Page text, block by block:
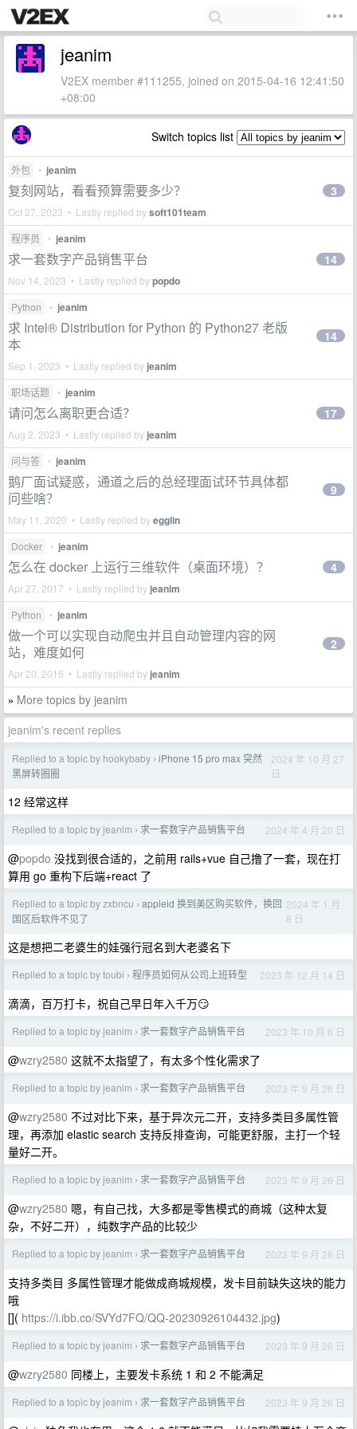
jeanim
V2EX member #111255, joined on 2015-04-16 12:41:50
+08:00
Switch topics list
外包 • jeanim
复刻网站，看看预算需要多少？
Oct 27, 2023 • Lastly replied bysoft101team
3
程序员 • jeanim
求一套数字产品销售平台
Nov 14, 2023 • Lastly replied bypopdo
14
Python • jeanim
求 Intel® Distribution for Python 的 Python27 老版
本
Sep 1, 2023 • Lastly replied by jeanim
14
职场话题 • jeanim
请问怎么离职更合适？
Aug 2, 2023 • Lastly replied by jeanim
17
问与答 • jeanim
鹅厂面试疑惑，通道之后的总经理面试环节具体都
问些啥？
May 11, 2020 • Lastly replied byegglin
9
Docker • jeanim
怎么在 docker 上运行三维软件（桌面环境）？
Apr 27, 2017 • Lastly replied by jeanim
4
Python • jeanim
做一个可以实现自动爬虫并且自动管理内容的网
站，难度如何
Apr 20, 2015 • Lastly replied by jeanim
2
» More topics by jeanim
jeanim's recent replies
Replied to a topic by hookybaby › iPhone 15 pro max 突然
黑屏转圈圈
2024 年 10 月 27
日
12 经常这样
Replied to a topic by jeanim › 求一套数字产品销售平台 2024 年 4 月 20 日
@popdo 没找到很合适的，之前用 rails+vue 自己撸了一套，现在打
算用 go 重构下后端+react 了
Replied to a topic by zxbncu › appleid 换到美区购买软件，换回
国区后软件不见了
2024 年 1 月
8 日
这是想把二老婆生的娃强行冠名到大老婆名下
Replied to a topic by toubi › 程序员如何从公司上班转型 2023 年 12 月 14 日
滴滴，百万打卡，祝自己早日年入千万😏
Replied to a topic by jeanim › 求一套数字产品销售平台 2023 年 10 月 6 日
@wzry2580 这就不太指望了，有太多个性化需求了
Replied to a topic by jeanim › 求一套数字产品销售平台 2023 年 9 月 26 日
@wzry2580 不过对比下来，基于异次元二开，支持多类目多属性管
理，再添加 elastic search 支持反排查询，可能更舒服，主打一个轻
量好二开。
Replied to a topic by jeanim › 求一套数字产品销售平台 2023 年 9 月 26 日
@wzry2580 嗯，有自己找，大多都是零售模式的商城（这种太复
杂，不好二开），纯数字产品的比较少
Replied to a topic by jeanim › 求一套数字产品销售平台 2023 年 9 月 26 日
支持多类目 多属性管理才能做成商城规模，发卡目前缺失这块的能力
哦
[]( https://i.ibb.co/SVYd7FQ/QQ-20230926104432.jpg)
Replied to a topic by jeanim › 求一套数字产品销售平台 2023 年 9 月 26 日
@wzry2580 同楼上，主要发卡系统 1 和 2 不能满足
Replied to a topic by jeanim › 求一套数字产品销售平台 2023 年 9 月 26 日